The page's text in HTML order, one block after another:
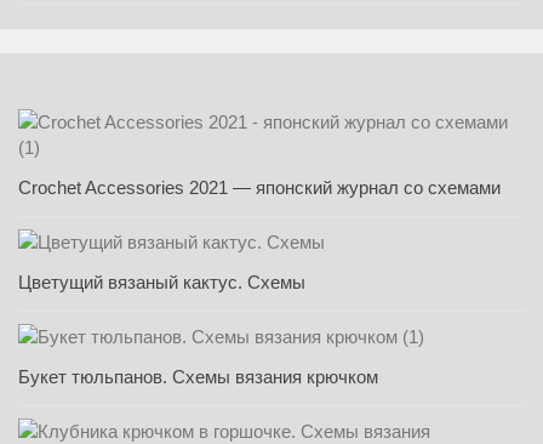
Crochet Accessories 2021 — японский журнал со схемами
Цветущий вязаный кактус. Схемы
Букет тюльпанов. Схемы вязания крючком